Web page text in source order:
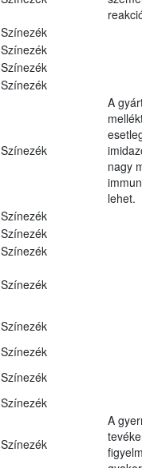
Színezék
Színezék
Színezék
Színezék
Színezék
A
nagy
lehet.
Színezék
Színezék
Színezék
Színezék
Színezék
Színezék
Színezék
Színezék
Színezék
A